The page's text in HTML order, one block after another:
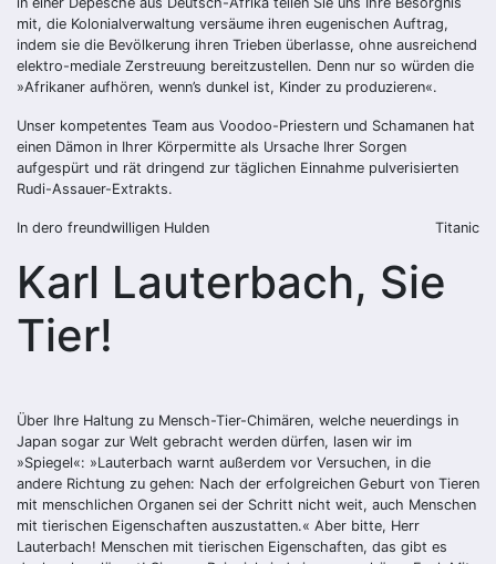
mit, die Kolonialverwaltung versäume ihren eugenischen Auftrag,
indem sie die Bevölkerung ihren Trieben überlasse, ohne ausreichend
elektro-mediale Zerstreuung bereitzustellen. Denn nur so würden die
»Afrikaner aufhören, wenn’s dunkel ist, Kinder zu produzieren«.
Unser kompetentes Team aus Voodoo-Priestern und Schamanen hat
einen Dämon in Ihrer Körpermitte als Ursache Ihrer Sorgen
aufgespürt und rät dringend zur täglichen Einnahme pulverisierten
Rudi-Assauer-Extrakts.
In dero freundwilligen Hulden Titanic
Karl Lauterbach, Sie
Tier!
Über Ihre Haltung zu Mensch-Tier-Chimären, welche neuerdings in
Japan sogar zur Welt gebracht werden dürfen, lasen wir im
»Spiegel«: »Lauterbach warnt außerdem vor Versuchen, in die
andere Richtung zu gehen: Nach der erfolgreichen Geburt von Tieren
mit menschlichen Organen sei der Schritt nicht weit, auch Menschen
mit tierischen Eigenschaften auszustatten.« Aber bitte, Herr
Lauterbach! Menschen mit tierischen Eigenschaften, das gibt es